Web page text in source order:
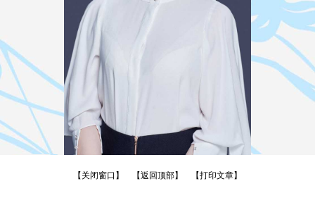
【关闭窗口】 【返回顶部】 【打印文章】